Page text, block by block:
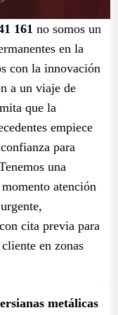
161 no somos un
en la
con la innovación
a un viaje de
que la
empiece
para
una
atención
cita previa para
en zonas
metálicas